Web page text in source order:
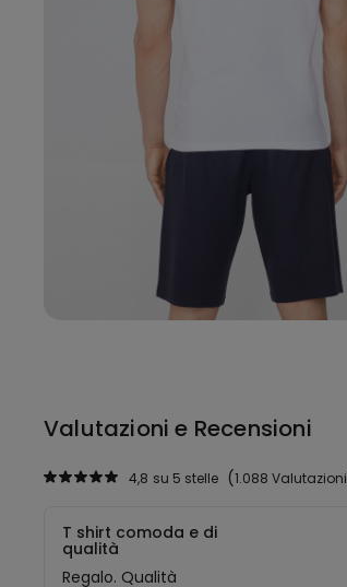
Valutazioni e Recensioni
1.088 Valutazioni
4,8 su 5 stelle
T shirt comoda e di
qualità
Regalo. Qualità